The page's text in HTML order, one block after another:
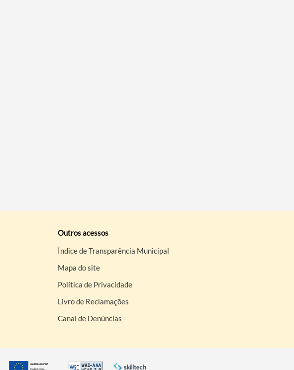
Outros acessos
Índice de Transparência Municipal
Mapa do site
Política de Privacidade
Livro de Reclamações
Canal de Denúncias